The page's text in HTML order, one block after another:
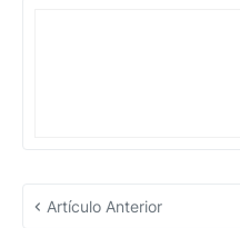
Artículo Anterior